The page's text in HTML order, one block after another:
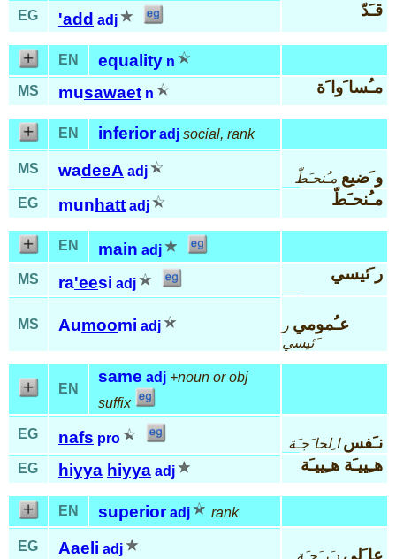
EG 'add adj
قـَدّ
EN equality n
MS
musawaet n مـُسا َوا َة
EN inferior adj social, rank
MS wadeeA adj و َضيع مـُنحـَطّ
EG
munhatt adj مـُنحـَطّ
EN main adj
MS
ra'eesi adj
ر َئيسي
MS Aumoomi adj عـُمومي ر
َئيسي
EN
same adj +noun or obj
suffix
EG nafs pro نـَفس ا ِلحا َجـَة
EG
hiyya hiyya adj هـِييـَة هـِييـَة
EN superior adj rank
EG Aae li adj عا َلي د َر َجـَة